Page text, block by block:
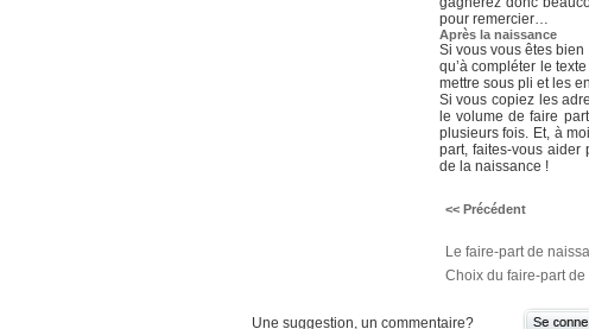
pour remercier…
Après la naissance
Si vous vous êtes
qu’à compléter le
mettre sous pli et les
Si vous copiez les
le volume de faire
plusieurs fois. Et, à
part, faites-vous aider
de la naissance !
<< Précédent
Le faire-part de
Choix du faire-part de
Une suggestion, un commentaire?